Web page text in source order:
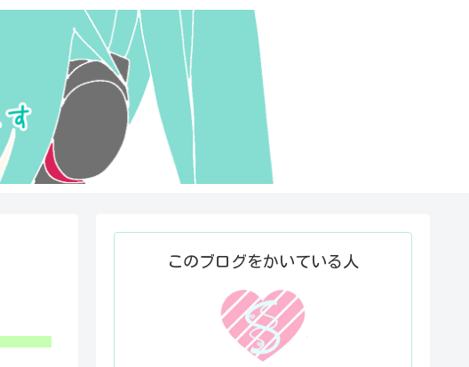
このブログをかいている人